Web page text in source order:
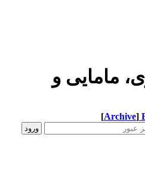
مامایی و
[Archive